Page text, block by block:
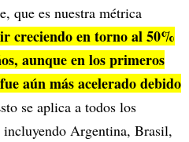
que es nuestra métrica
creciendo en torno al 50%
aunque en los primeros
aún más acelerado debido
se aplica a todos los
incluyendo Argentina, Brasil,